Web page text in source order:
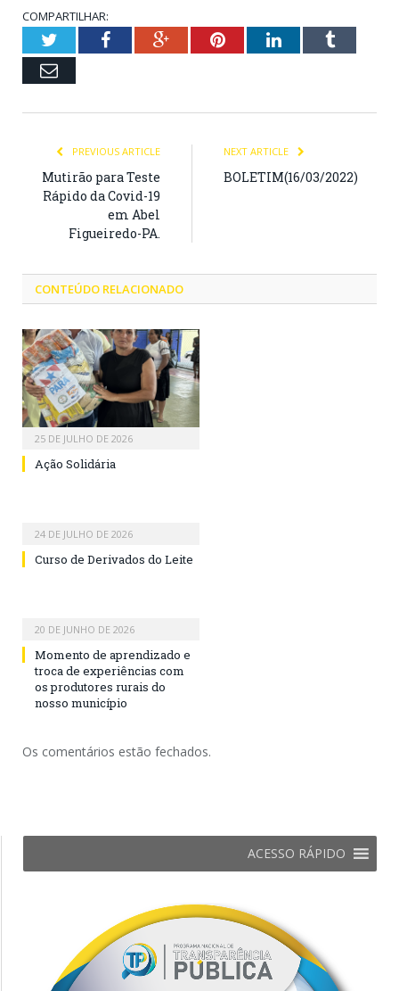
COMPARTILHAR:
TwitterFacebookGoogle+PinterestLinkedInTumblr
Email
PREVIOUS ARTICLE
Mutirão para Teste
Rápido da Covid-19
em Abel
Figueiredo-PA.
NEXT ARTICLE
BOLETIM(16/03/2022)
CONTEÚDO RELACIONADO
25 DE JULHO DE 2026
Ação Solidária
24 DE JULHO DE 2026
Curso de Derivados do Leite
20 DE JUNHO DE 2026
Momento de aprendizado e
troca de experiências com
os produtores rurais do
nosso município
Os comentários estão fechados.
ACESSO RÁPIDO